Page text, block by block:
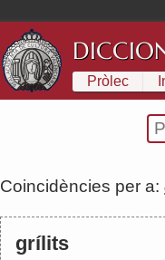
Pròlec
Coincidències per a:
grílits